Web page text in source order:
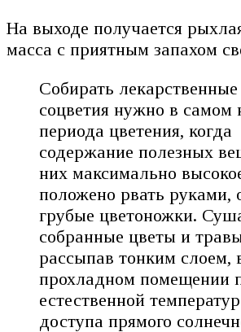
На выходе получается
масса с приятным запахом
Собирать
соцветия нужно в самом
периода цветения, когда
содержание полезных
них максимально
положено рвать руками,
грубые цветоножки.
собранные цветы и
рассыпав тонким слоем,
прохладном помещении
естественной
доступа прямого